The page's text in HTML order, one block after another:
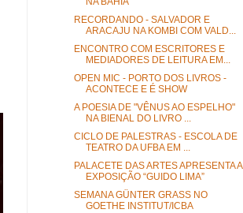
RECORDANDO - SALVADOR E
ARACAJU NA KOMBI COM VALD...
ENCONTRO COM ESCRITORES E
MEDIADORES DE LEITURA EM...
OPEN MIC - PORTO DOS LIVROS -
ACONTECE E É SHOW
A POESIA DE "VÊNUS AO ESPELHO"
NA BIENAL DO LIVRO ...
CICLO DE PALESTRAS - ESCOLA DE
TEATRO DA UFBA EM ...
PALACETE DAS ARTES APRESENTA A
EXPOSIÇÃO “GUIDO LIMA”
SEMANA GÜNTER GRASS NO
GOETHE INSTITUT/ICBA